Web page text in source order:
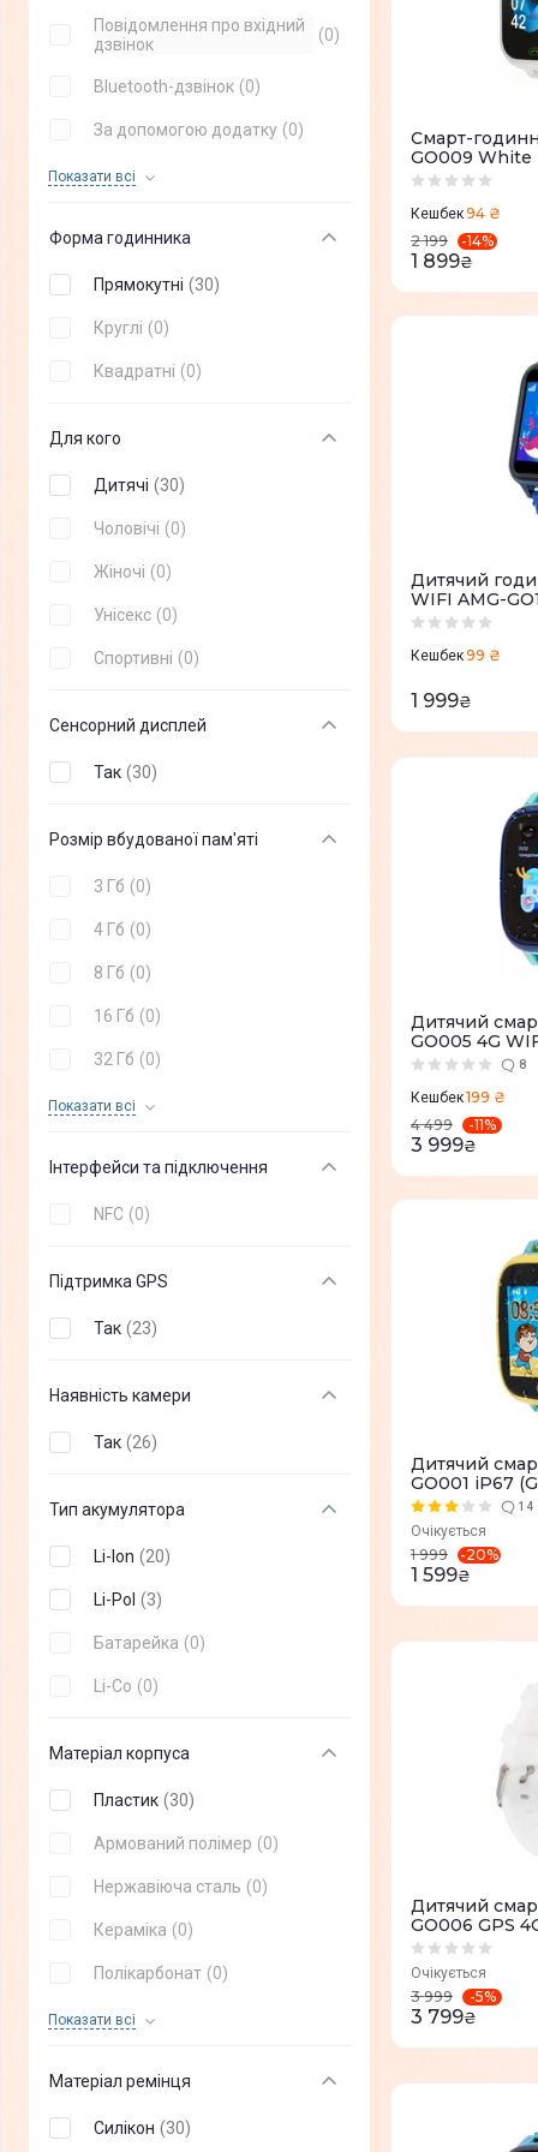
Nothing (+3 )
Polar
Globex (+17)
Garmix (+9)
Blackview
Michael Kors (
realme
Повідомлення про вхідний
дзвінок
(0)
Bluetooth-дзвінок (0)
За допомогою додатку (0)
Показати всiСповіщення про дзвінки
Форма годинника
Прямокутні (30)
Круглі (0)
Квадратні (0)
Для кого
Дитячі (30)
Чоловічі (0)
Жіночі (0)
Унісекс (0)
Спортивні (0)
Сенсорний дисплей
Так (30)
Розмір вбудованої пам'яті
3 Гб (0)
4 Гб (0)
8 Гб (0)
16 Гб (0)
32 Гб (0)
Показати всi
24 Мб (0
Інтерфейси та підключення
NFC (0)
Підтримка GPS
Так (23)
Наявність камери
Так (26)
Тип акумулятора
Li-Ion (20)
Li-Pol (3)
Батарейка (0)
Li-Co (0)
Матеріал корпуса
Пластик (30)
Армований полімер (0)
Нержавіюча сталь (0)
Кераміка (0)
Полікарбонат (0)
Показати всiФіброармірований полімер
Матеріал ремінця
Силікон (30)
Смарт-
GO009 White
Кешбек94 ₴
2 199
-14%
1 899₴
Дитячий
WIFI AMG-
Кешбек99 ₴
1 999₴
Дитячий
GO005 4G
8
Кешбек199 ₴
4 499
-11%
3 999₴
Дитячий
GO001 iP67
14
Очікується
1 999 -20%
1 599₴
Дитячий
GO006 GPS
Очікується
3 999 -5%
3 799₴